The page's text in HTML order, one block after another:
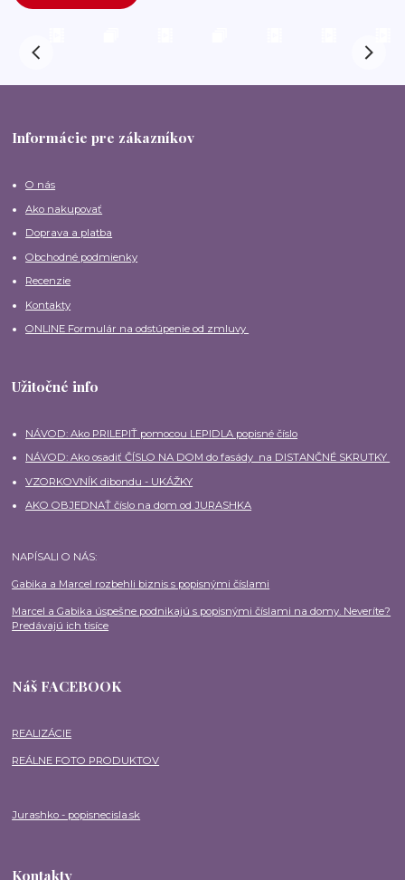
Informácie pre zákazníkov
O nás
Ako nakupovať
Doprava a platba
Obchodné podmienky
Recenzie
Kontakty
ONLINE Formulár na odstúpenie od zmluvy
Užitočné info
NÁVOD: Ako PRILEPIŤ pomocou LEPIDLA popisné číslo
NÁVOD: Ako osadiť ČÍSLO NA DOM do fasády na DISTANČNÉ SKRUTKY
VZORKOVNÍK dibondu - UKÁŽKY
AKO OBJEDNAŤ číslo na dom od JURASHKA
NAPÍSALI O NÁS:
Gabika a Marcel rozbehli biznis s popisnými číslami
Marcel a Gabika úspešne podnikajú s popisnými číslami na domy. Neveríte?
Predávajú ich tisíce
Náš FACEBOOK
REALIZÁCIE
REÁLNE FOTO PRODUKTOV
Jurashko - popisnecisla.sk
Kontakty